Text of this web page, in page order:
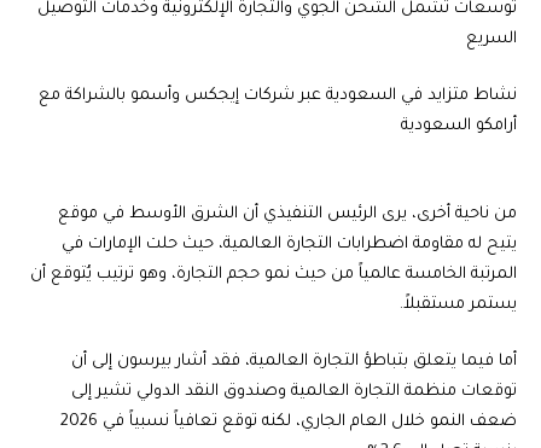
توسعات تشمل الشحن الجوي والتجارة الإلكترونية وخدمات التوصيل
السريع
نشاط متزايد في السعودية عبر شركات إيجكس وأسمو بالشراكة مع
أرامكو السعودية
من ناحية أخرى، يرى الرئيس التنفيذي أن الشرق الأوسط في موقع
يتيح له مقاومة اضطرابات التجارة العالمية، حيث حلت الإمارات في
المرتبة الخامسة عالمياً من حيث نمو حجم التجارة، وهو ترتيب يُتوقع أن
يستمر مستقبلاً.
أما فيما يتعلق بتباطؤ التجارة العالمية، فقد أشار بيرسون إلى أن
توقعات منظمة التجارة العالمية وصندوق النقد الدولي تشير إلى
ضعف النمو خلال العام الجاري، لكنه توقع تعافياً نسبياً في 2026